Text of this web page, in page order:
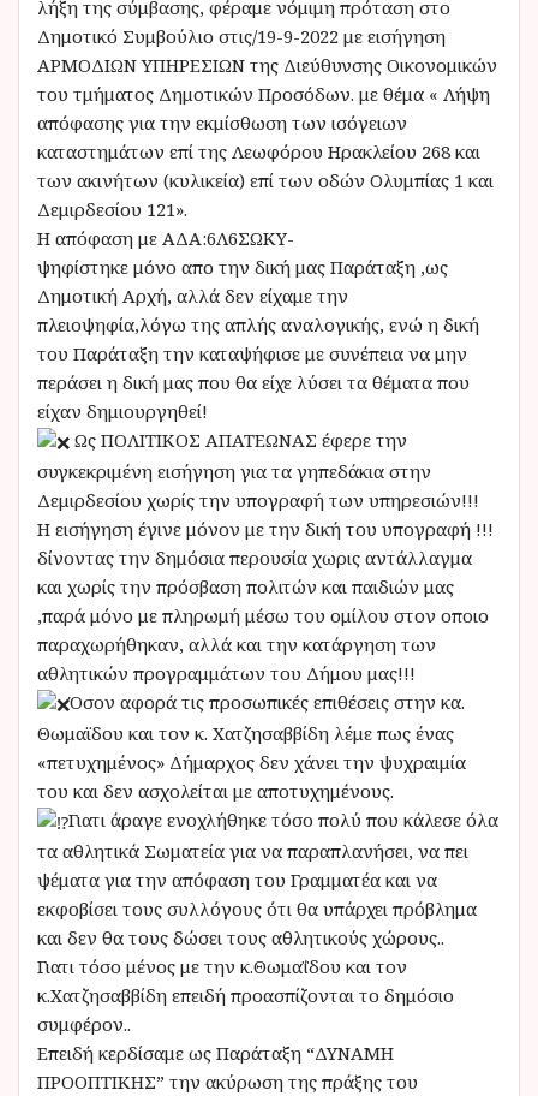
λήξη της σύμβασης, φέραμε νόμιμη πρόταση στο
Δημοτικό Συμβούλιο στις/19-9-2022 με εισήγηση
ΑΡΜΟΔΙΩΝ ΥΠΗΡΕΣΙΩΝ της Διεύθυνσης Οικονομικών
του τμήματος Δημοτικών Προσόδων. με θέμα « Λήψη
απόφασης για την εκμίσθωση των ισόγειων
καταστημάτων επί της Λεωφόρου Ηρακλείου 268 και
των ακινήτων (κυλικεία) επί των οδών Ολυμπίας 1 και
Δεμιρδεσίου 121».
Η απόφαση με ΑΔΑ:6Λ6ΣΩΚΥ-
ψηφίστηκε μόνο απο την δική μας Παράταξη ,ως
Δημοτική Αρχή, αλλά δεν είχαμε την
πλειοψηφία,λόγω της απλής αναλογικής, ενώ η δική
του Παράταξη την καταψήφισε με συνέπεια να μην
περάσει η δική μας που θα είχε λύσει τα θέματα που
είχαν δημιουργηθεί!
Ως ΠΟΛΙΤΙΚΟΣ ΑΠΑΤΕΩΝΑΣ έφερε την
συγκεκριμένη εισήγηση για τα γηπεδάκια στην
Δεμιρδεσίου χωρίς την υπογραφή των υπηρεσιών!!!
Η εισήγηση έγινε μόνον με την δική του υπογραφή !!!
δίνοντας την δημόσια περουσία χωρις αντάλλαγμα
και χωρίς την πρόσβαση πολιτών και παιδιών μας
,παρά μόνο με πληρωμή μέσω του ομίλου στον οποιο
παραχωρήθηκαν, αλλά και την κατάργηση των
αθλητικών προγραμμάτων του Δήμου μας!!!
Όσον αφορά τις προσωπικές επιθέσεις στην κα.
Θωμαϊδου και τον κ. Χατζησαββίδη λέμε πως ένας
«πετυχημένος» Δήμαρχος δεν χάνει την ψυχραιμία
του και δεν ασχολείται με αποτυχημένους.
Γιατι άραγε ενοχλήθηκε τόσο πολύ που κάλεσε όλα
τα αθλητικά Σωματεία για να παραπλανήσει, να πει
ψέματα για την απόφαση του Γραμματέα και να
εκφοβίσει τους συλλόγους ότι θα υπάρχει πρόβλημα
και δεν θα τους δώσει τους αθλητικούς χώρους..
Γιατι τόσο μένος με την κ.Θωμαΐδου και τον
κ.Χατζησαββίδη επειδή προασπίζονται το δημόσιο
συμφέρον..
Επειδή κερδίσαμε ως Παράταξη “ΔΥΝΑΜΗ
ΠΡΟΟΠΤΙΚΗΣ” την ακύρωση της πράξης του